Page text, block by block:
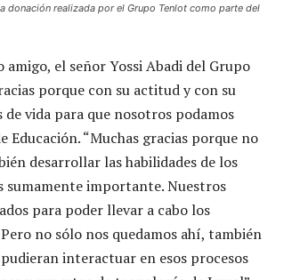
donación realizada por el Grupo Tenlot como parte del
el señor Yossi Abadi del Grupo
porque con su actitud y con su
vida para que nosotros podamos
“Muchas gracias porque no
desarrollar las habilidades de los
sumamente importante. Nuestros
para poder llevar a cabo los
no sólo nos quedamos ahí, también
interactuar en esos procesos